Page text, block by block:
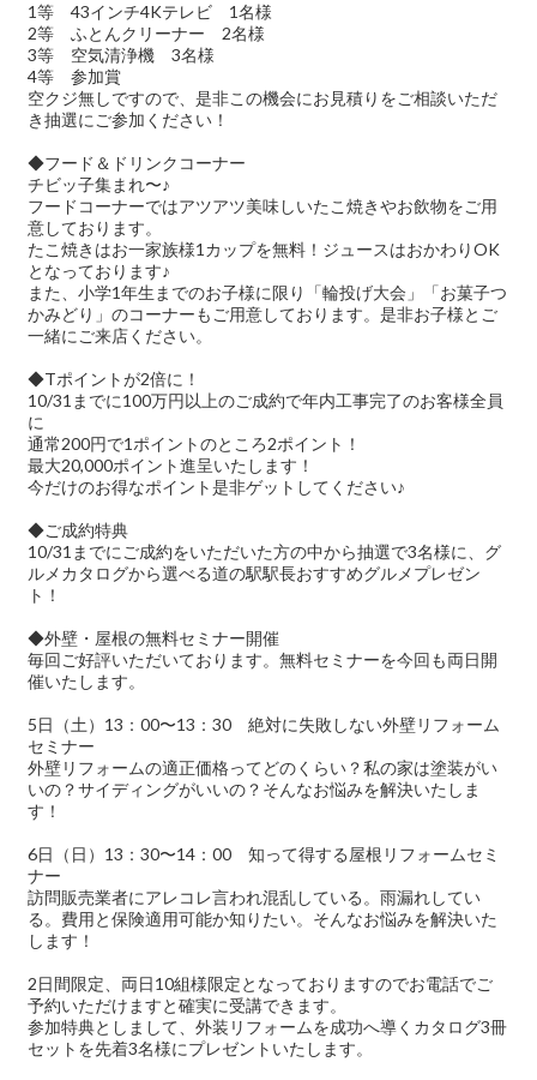
1等 43インチ4Kテレビ 1名様
2等 ふとんクリーナー 2名様
3等 空気清浄機 3名様
4等 参加賞
空クジ無しですので、是非この機会にお見積りをご相談いただ
き抽選にご参加ください！
◆フード＆ドリンクコーナー
チビッ子集まれ〜♪
フードコーナーではアツアツ美味しいたこ焼きやお飲物をご用
意しております。
たこ焼きはお一家族様1カップを無料！ジュースはおかわりOK
となっております♪
また、小学1年生までのお子様に限り「輪投げ大会」「お菓子つ
かみどり」のコーナーもご用意しております。是非お子様とご
一緒にご来店ください。
◆Tポイントが2倍に！
10/31までに100万円以上のご成約で年内工事完了のお客様全員
に
通常200円で1ポイントのところ2ポイント！
最大20,000ポイント進呈いたします！
今だけのお得なポイント是非ゲットしてください♪
◆ご成約特典
10/31までにご成約をいただいた方の中から抽選で3名様に、グ
ルメカタログから選べる道の駅駅長おすすめグルメプレゼン
ト！
◆外壁・屋根の無料セミナー開催
毎回ご好評いただいております。無料セミナーを今回も両日開
催いたします。
5日（土）13：00〜13：30 絶対に失敗しない外壁リフォーム
セミナー
外壁リフォームの適正価格ってどのくらい？私の家は塗装がい
いの？サイディングがいいの？そんなお悩みを解決いたしま
す！
6日（日）13：30〜14：00 知って得する屋根リフォームセミ
ナー
訪問販売業者にアレコレ言われ混乱している。雨漏れしてい
る。費用と保険適用可能か知りたい。そんなお悩みを解決いた
します！
2日間限定、両日10組様限定となっておりますのでお電話でご
予約いただけますと確実に受講できます。
参加特典としまして、外装リフォームを成功へ導くカタログ3冊
セットを先着3名様にプレゼントいたします。